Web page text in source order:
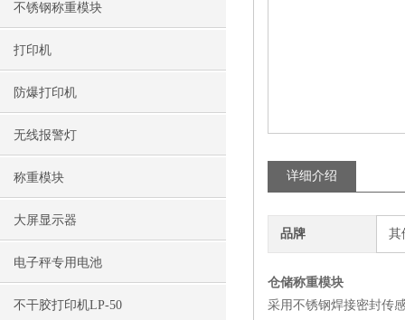
不锈钢称重模块
打印机
防爆打印机
无线报警灯
称重模块
大屏显示器
电子秤专用电池
不干胶打印机LP-50
详细介绍
品牌 其
仓储称重模块
采用不锈钢焊接密封传